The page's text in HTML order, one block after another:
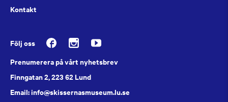
Kontakt
Följ oss
Prenumerera på vårt nyhetsbrev
Finngatan 2, 223 62 Lund
Email: info@skissernasmuseum.lu.se